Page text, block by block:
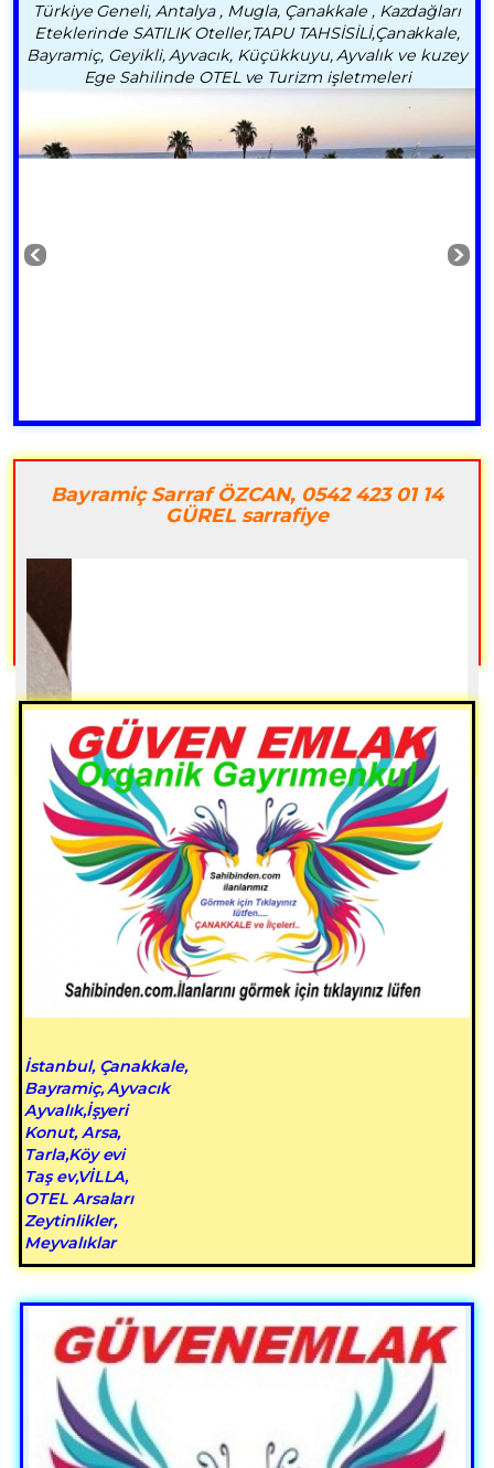
Türkiye Geneli, Antalya , Mugla, Çanakkale , Kazdağları
Eteklerinde SATILIK Oteller,TAPU TAHSİSİLİ,Çanakkale,
Bayramiç, Geyikli, Ayvacık, Küçükkuyu, Ayvalık ve kuzey
Ege Sahilinde OTEL ve Turizm işletmeleri
Bayramiç Sarraf ÖZCAN, 0542 423 01 14
GÜREL sarrafiye
İstanbul, Çanakkale,
Bayramiç, Ayvacık
Ayvalık,İşyeri
Konut, Arsa,
Tarla,Köy evi
Taş ev,VİLLA,
OTEL Arsaları
Zeytinlikler,
Meyvalıklar